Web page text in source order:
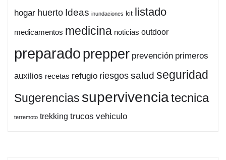
hogar huerto Ideas inundaciones kit listado
medicamentos medicina noticias outdoor
preparadoprepper prevención primeros
auxilios recetas refugio riesgos salud seguridad
Sugerencias supervivenciatecnica
terremoto trekking trucos vehiculo